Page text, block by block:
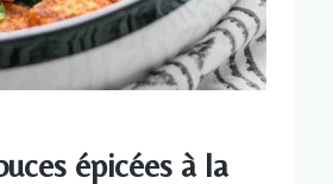
épicées à la